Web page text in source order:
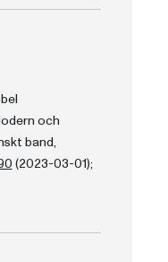
och
band,
(2023-03-01);